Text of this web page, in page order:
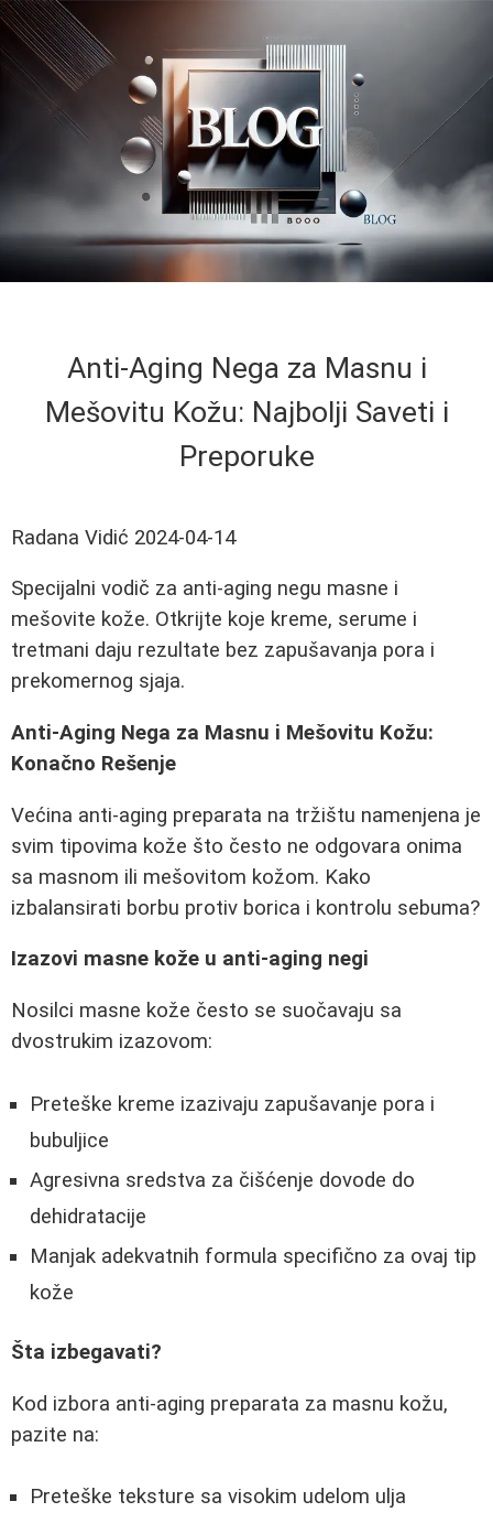
Anti-Aging Nega za Masnu i
Mešovitu Kožu: Najbolji Saveti i
Preporuke
Radana Vidić 2024-04-14
Specijalni vodič za anti-aging negu masne i
mešovite kože. Otkrijte koje kreme, serume i
tretmani daju rezultate bez zapušavanja pora i
prekomernog sjaja.
Anti-Aging Nega za Masnu i Mešovitu Kožu:
Konačno Rešenje
Većina anti-aging preparata na tržištu namenjena je
svim tipovima kože što često ne odgovara onima
sa masnom ili mešovitom kožom. Kako
izbalansirati borbu protiv borica i kontrolu sebuma?
Izazovi masne kože u anti-aging negi
Nosilci masne kože često se suočavaju sa
dvostrukim izazovom:
Preteške kreme izazivaju zapušavanje pora i
bubuljice
Agresivna sredstva za čišćenje dovode do
dehidratacije
Manjak adekvatnih formula specifično za ovaj tip
kože
Šta izbegavati?
Kod izbora anti-aging preparata za masnu kožu,
pazite na:
Preteške teksture sa visokim udelom ulja